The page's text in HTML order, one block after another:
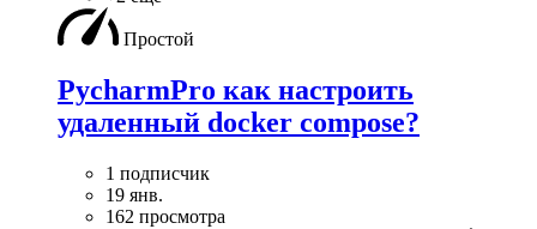
Простой
PycharmPro как настроить
удаленный docker compose?
1 подписчик
19 янв.
162 просмотра